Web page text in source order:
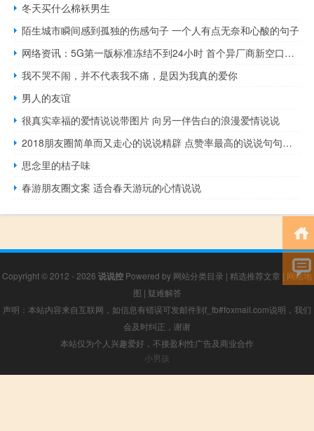
冬天买什么棉袄男生
陌生城市瞬间感到孤独的伤感句子 一个人有点无奈和心酸的句子
网络资讯：5G第一版标准冻结不到24小时 首个异厂商新空口实现互通
我不哭不闹，并不代表我不痛，是因为我真的爱你
男人的友谊
很真实幸福的爱情说说带图片 向另一伴告白的浪漫爱情说说
2018朋友圈简单而又走心的说说精辟 点赞率最高的说说句句经典
思念里的桔子味
春游朋友圈文案 适合春天游玩的心情说说
Copyright © 2012 - 2026 说说控 Powered by 网站分类目录 | 精选推荐文章 | 网站地
图 | 疑难解答
声明：本站内容来自互联网，如信息有错误可发邮件到f_fb#foxmail.com说明，我们
会及时纠正，谢谢
本站仅为个人兴趣爱好，不接盈利性广告及商业合作
小男孩